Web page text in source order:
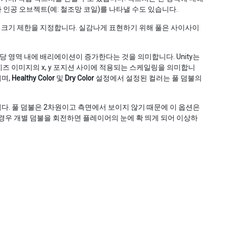
공 오브젝트(예: 철조망 코일)를 나타낼 수도 있습니다.
기 제한을 지정합니다. 실감나게 표현하기 위해 풀은 사이사이
영역 내에 배리에이션이 증가한다는 것을 의미합니다. Unity는
즈 이미지의 x, y 포지션 사이에 적용되는 스케일링을 의미합니
, Healthy Color 및 Dry Color 설정에서 설정된 컬러는 풀 덤불의
. 풀 덤불은 2차원이고 측면에서 보이지 않기 때문에 이 옵션은
개별 덤불을 회전하면 플레이어의 눈에 확 띄게 되어 이상하